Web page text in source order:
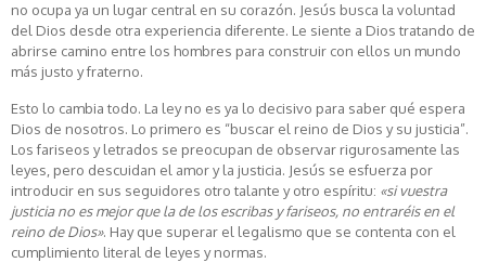
no ocupa ya un lugar central en su corazón. Jesús busca la voluntad
del Dios desde otra experiencia diferente. Le siente a Dios tratando de
abrirse camino entre los hombres para construir con ellos un mundo
más justo y fraterno.
Esto lo cambia todo. La ley no es ya lo decisivo para saber qué espera
Dios de nosotros. Lo primero es “buscar el reino de Dios y su justicia”.
Los fariseos y letrados se preocupan de observar rigurosamente las
leyes, pero descuidan el amor y la justicia. Jesús se esfuerza por
introducir en sus seguidores otro talante y otro espíritu: «si vuestra
justicia no es mejor que la de los escribas y fariseos, no entraréis en el
reino de Dios». Hay que superar el legalismo que se contenta con el
cumplimiento literal de leyes y normas.